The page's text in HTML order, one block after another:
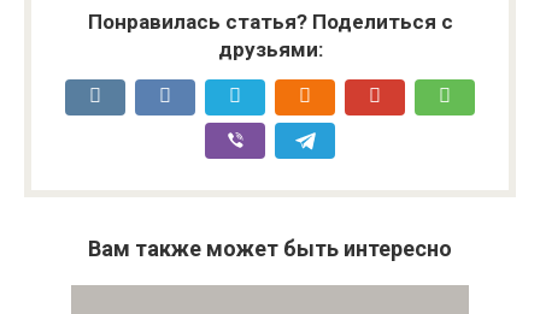
Понравилась статья? Поделиться с
друзьями:
Вам также может быть интересно